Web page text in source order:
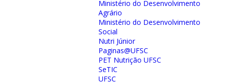
Ministério do Desenvolvimento
Agrário
Ministério do Desenvolvimento
Social
Nutri Júnior
Paginas@UFSC
PET Nutrição UFSC
SeTIC
UFSC